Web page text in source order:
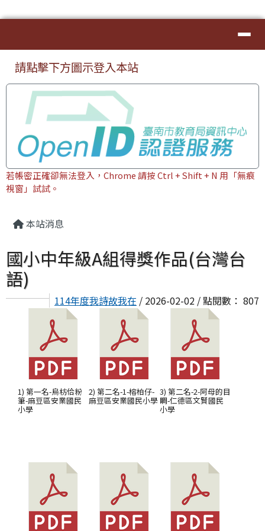
上中區域內容
請點擊下方圖示登入本站
若帳密正確卻無法登入，Chrome 請按 Ctrl + Shift + N 用「無痕
視窗」試試。
本站消息
國小中年級A組得獎作品(台灣台
語)
114年度我詩故我在 / 2026-02-02 / 點閱數： 807
1) 第一名-烏枋佮粉
筆-麻豆區安業國民
小學
2) 第二名-1-榕柏仔-
麻豆區安業國民小學
3) 第二名-2-阿母的目
睭-仁德區文賢國民
小學
頁尾區域